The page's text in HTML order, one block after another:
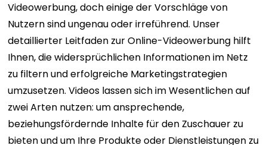
Videowerbung, doch einige der Vorschläge von
Nutzern sind ungenau oder irreführend. Unser
detaillierter Leitfaden zur Online-Videowerbung hilft
Ihnen, die widersprüchlichen Informationen im Netz
zu filtern und erfolgreiche Marketingstrategien
umzusetzen. Videos lassen sich im Wesentlichen auf
zwei Arten nutzen: um ansprechende,
beziehungsfördernde Inhalte für den Zuschauer zu
bieten und um Ihre Produkte oder Dienstleistungen zu